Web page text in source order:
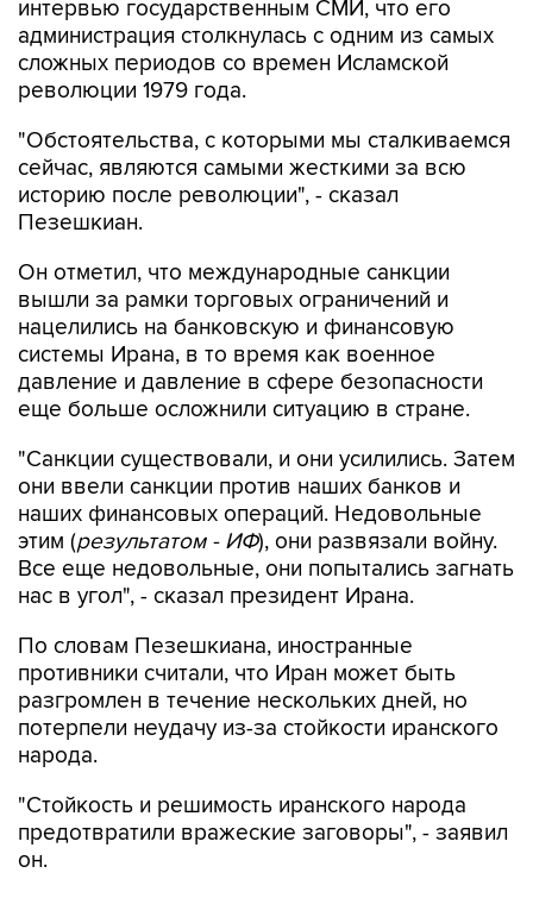
интервью государственным СМИ, что его
администрация столкнулась с одним из самых
сложных периодов со времен Исламской
революции 1979 года.
"Обстоятельства, с которыми мы сталкиваемся
сейчас, являются самыми жесткими за всю
историю после революции", - сказал
Пезешкиан.
Он отметил, что международные санкции
вышли за рамки торговых ограничений и
нацелились на банковскую и финансовую
системы Ирана, в то время как военное
давление и давление в сфере безопасности
еще больше осложнили ситуацию в стране.
"Санкции существовали, и они усилились. Затем
они ввели санкции против наших банков и
наших финансовых операций. Недовольные
этим (результатом - ИФ), они развязали войну.
Все еще недовольные, они попытались загнать
нас в угол", - сказал президент Ирана.
По словам Пезешкиана, иностранные
противники считали, что Иран может быть
разгромлен в течение нескольких дней, но
потерпели неудачу из-за стойкости иранского
народа.
"Стойкость и решимость иранского народа
предотвратили вражеские заговоры", - заявил
он.